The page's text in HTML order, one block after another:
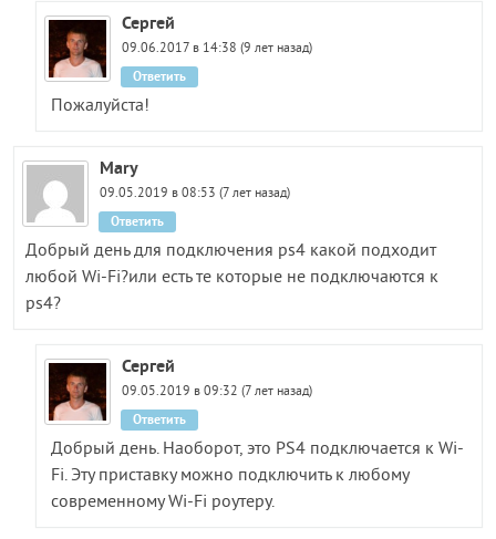
Сергей
09.06.2017 в 14:38 (9 лет назад)
Пожалуйста!
Ответить
Mary
09.05.2019 в 08:53 (7 лет назад)
Добрый день для подключения ps4 какой подходит
любой Wi-Fi?или есть те которые не подключаются к
ps4?
Ответить
Сергей
09.05.2019 в 09:32 (7 лет назад)
Добрый день. Наоборот, это PS4 подключается к Wi-
Fi. Эту приставку можно подключить к любому
современному Wi-Fi роутеру.
Ответить